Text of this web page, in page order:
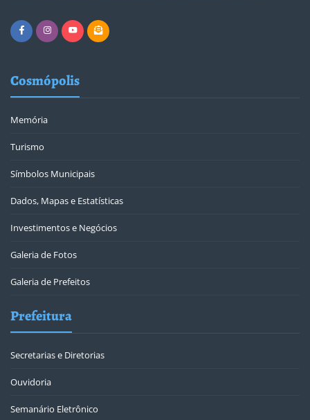
Cosmópolis
Memória
Turismo
Símbolos Municipais
Dados, Mapas e Estatísticas
Investimentos e Negócios
Galeria de Fotos
Galeria de Prefeitos
Prefeitura
Secretarias e Diretorias
Ouvidoria
Semanário Eletrônico